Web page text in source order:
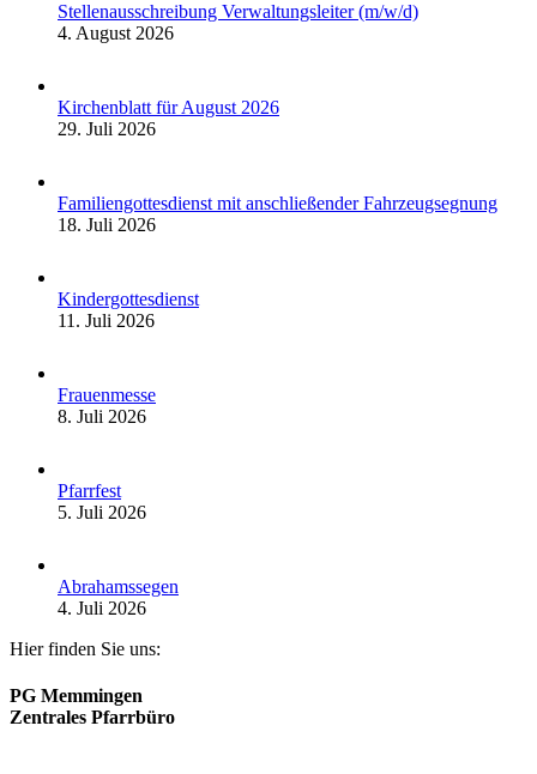
Stellenausschreibung Verwaltungsleiter (m/w/d)
4. August 2026
Kirchenblatt für August 2026
29. Juli 2026
Familiengottesdienst mit anschließender Fahrzeugsegnung
18. Juli 2026
Kindergottesdienst
11. Juli 2026
Frauenmesse
8. Juli 2026
Pfarrfest
5. Juli 2026
Abrahamssegen
4. Juli 2026
Hier finden Sie uns:
PG Memmingen
Zentrales Pfarrbüro